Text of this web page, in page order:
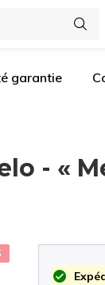
garantie
- «